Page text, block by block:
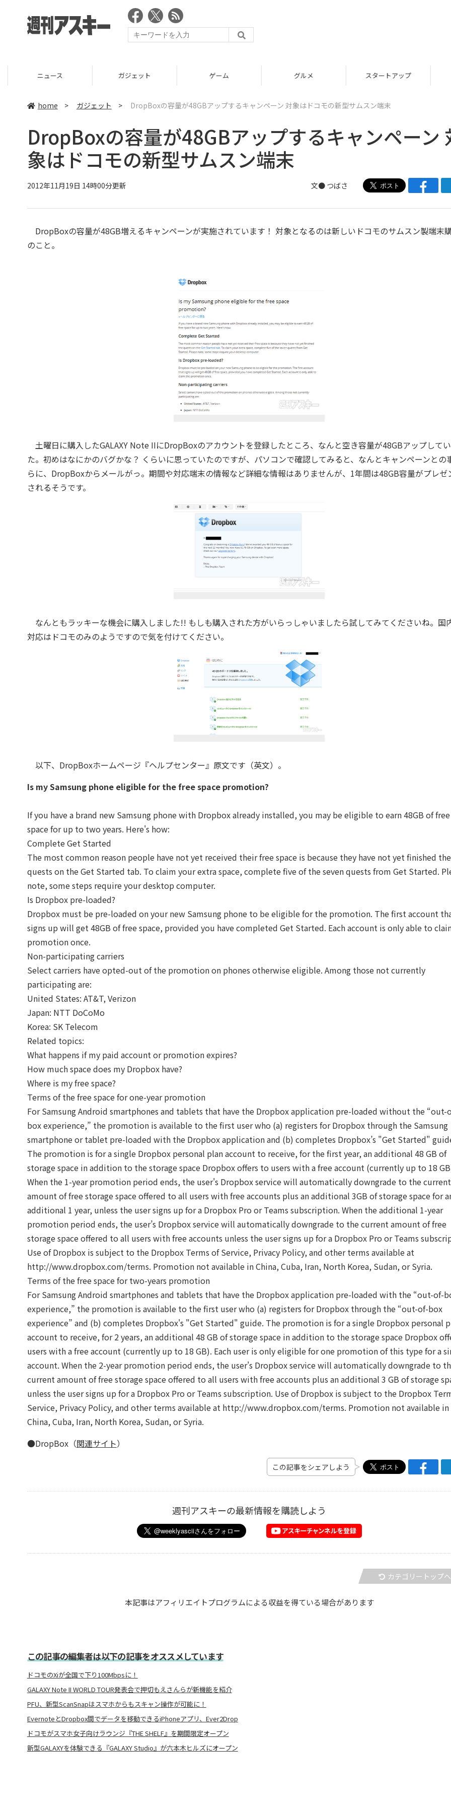
ニュース ガジェット ゲーム グルメ スタートアップ
home > ガジェット > DropBoxの容量が48GBアップするキャンペーン 対象はドコモの新型サムスン端末
DropBoxの容量が48GBアップするキャンペーン
象はドコモの新型サムスン端末
2012年11月19日 14時00分更新 文● つばさ
DropBoxの容量が48GB増えるキャンペーンが実施されています！ 対象となるのは新しいドコモのサムスン製端末
のこと。
土曜日に購入したGALAXY Note IIにDropBoxのアカウントを登録したところ、なんと空き容量が48GBアップして
た。初めはなにかのバグかな？ くらいに思っていたのですが、パソコンで確認してみると、なんとキャンペーンとの
らに、DropBoxからメールがっ。期間や対応端末の情報など詳細な情報はありませんが、1年間は48GB容量がプレゼ
されるそうです。
なんともラッキーな機会に購入しました!! もしも購入された方がいらっしゃいましたら試してみてくださいね。国
対応はドコモのみのようですので気を付けてください。
以下、DropBoxホームページ『ヘルプセンター』原文です（英文）。
Is my Samsung phone eligible for the free space promotion?
If you have a brand new Samsung phone with Dropbox already installed, you may be eligible to earn 48GB of free
space for up to two years. Here's how:
Complete Get Started
The most common reason people have not yet received their free space is because they have not yet finished the
quests on the Get Started tab. To claim your extra space, complete five of the seven quests from Get Started.
note, some steps require your desktop computer.
Is Dropbox pre-loaded?
Dropbox must be pre-loaded on your new Samsung phone to be eligible for the promotion. The first account
signs up will get 48GB of free space, provided you have completed Get Started. Each account is only able to
promotion once.
Non-participating carriers
Select carriers have opted-out of the promotion on phones otherwise eligible. Among those not currently
participating are:
United States: AT&T, Verizon
Japan: NTT DoCoMo
Korea: SK Telecom
Related topics:
What happens if my paid account or promotion expires?
How much space does my Dropbox have?
Where is my free space?
Terms of the free space for one-year promotion
For Samsung Android smartphones and tablets that have the Dropbox application pre-loaded without the “out-
box experience,” the promotion is available to the first user who (a) registers for Dropbox through the Samsung
smartphone or tablet pre-loaded with the Dropbox application and (b) completes Dropbox’s "Get Started"
The promotion is for a single Dropbox personal plan account to receive, for the first year, an additional 48 GB of
storage space in addition to the storage space Dropbox offers to users with a free account (currently up to 18
When the 1-year promotion period ends, the user's Dropbox service will automatically downgrade to the current
amount of free storage space offered to all users with free accounts plus an additional 3GB of storage space for
additional 1 year, unless the user signs up for a Dropbox Pro or Teams subscription. When the additional 1-year
promotion period ends, the user’s Dropbox service will automatically downgrade to the current amount of free
storage space offered to all users with free accounts unless the user signs up for a Dropbox Pro or Teams
Use of Dropbox is subject to the Dropbox Terms of Service, Privacy Policy, and other terms available at
http://www.dropbox.com/terms. Promotion not available in China, Cuba, Iran, North Korea, Sudan, or Syria.
Terms of the free space for two-years promotion
For Samsung Android smartphones and tablets that have the Dropbox application pre-loaded with the “out-of-
experience,” the promotion is available to the first user who (a) registers for Dropbox through the “out-of-box
experience” and (b) completes Dropbox's "Get Started" guide. The promotion is for a single Dropbox personal
account to receive, for 2 years, an additional 48 GB of storage space in addition to the storage space Dropbox
users with a free account (currently up to 18 GB). Each user is only eligible for one promotion of this type for a
account. When the 2-year promotion period ends, the user's Dropbox service will automatically downgrade to
current amount of free storage space offered to all users with free accounts plus an additional 3 GB of storage
unless the user signs up for a Dropbox Pro or Teams subscription. Use of Dropbox is subject to the Dropbox
Service, Privacy Policy, and other terms available at http://www.dropbox.com/terms. Promotion not available in
China, Cuba, Iran, North Korea, Sudan, or Syria.
●DropBox（関連サイト）
この記事をシェアしよう
週刊アスキーの最新情報を購読しよう
カテゴリートップへ
本記事はアフィリエイトプログラムによる収益を得ている場合があります
この記事の編集者は以下の記事をオススメしています
ドコモのXiが全国で下り100Mbpsに！
GALAXY Note II WORLD TOUR発表会で押切もえさんらが新機能を紹介
PFU、新型ScanSnapはスマホからもスキャン操作が可能に！
EvernoteとDropbox間でデータを移動できるiPhoneアプリ、Ever2Drop
ドコモがスマホ女子向けラウンジ『THE SHELF』を期間限定オープン
新型GALAXYを体験できる『GALAXY Studio』が六本木ヒルズにオープン